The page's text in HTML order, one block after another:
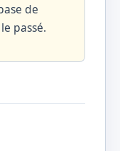
de
passé.